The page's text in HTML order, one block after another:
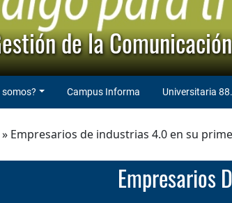
de la
somos? Campus Informa Universitaria
» Empresarios de industrias 4.0 en su